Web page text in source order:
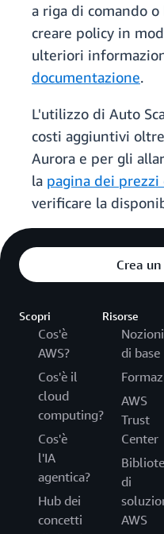
a riga di comando
creare policy in
ulteriori
documentazione.
L'utilizzo di Auto
costi aggiuntivi
Aurora e per gli
la pagina dei prezzi
verificare la
Crea un
Scopri
Cos'è
AWS?
Cos'è il
cloud
computing?
Cos'è
l'IA
agentica?
Hub dei
concetti
Risorse
Nozioni
di base
AWS
Trust
Center
di
AWS